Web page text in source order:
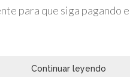
para que siga pagando
Continuar leyendo